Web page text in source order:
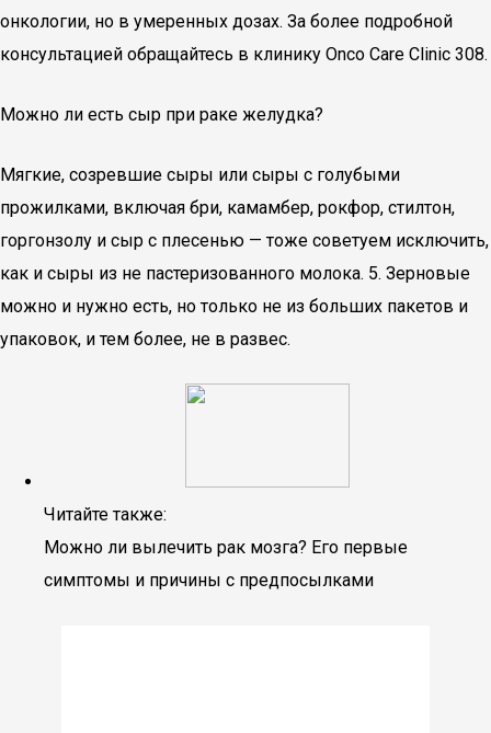
онкологии, но в умеренных дозах. За более подробной
консультацией обращайтесь в клинику Onco Care Clinic 308.
Можно ли есть сыр при раке желудка?
Мягкие, созревшие сыры или сыры с голубыми
прожилками, включая бри, камамбер, рокфор, стилтон,
горгонзолу и сыр с плесенью — тоже советуем исключить,
как и сыры из не пастеризованного молока. 5. Зерновые
можно и нужно есть, но только не из больших пакетов и
упаковок, и тем более, не в развес.
Читайте также:
Можно ли вылечить рак мозга? Его первые
симптомы и причины с предпосылками